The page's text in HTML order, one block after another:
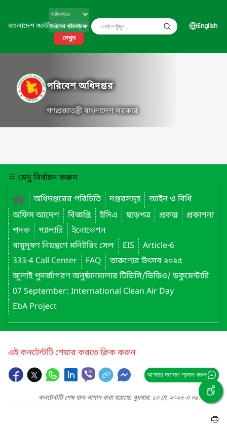
বাংলাদেশ জাতীয় তথ্য বাতায়ন
দেখুন
English
পরিবেশ অধিদপ্তর
গণপ্রজাতন্ত্রী বাংলাদেশ সরকার
মেনু নির্বাচন করুন
অধিদপ্তরের পরিচিতি
দপ্তরসমূহ
আইন ও বিধি
অফিস আদেশ
বিজ্ঞপ্তি ইসিএ ছাড়পত্র প্রকল্প
প্রকাশনা
পদক
গ্যালারি
ইনোভেশন
বায়ুদূষণ নিয়ন্ত্রণে মনিটরিং সেল
EIS
Article-6
333-4 Call Center
FAQ
তারুণ্যের উৎসব ২০২৫
জুলাই পুনর্জাগরণ অনুষ্ঠানমালার টিভিসি/ভিডিও/ ডকুমেন্টারি
07 September: International Clean Air Day
EbA Project
এই কনটেন্টটি শেয়ার করতে ক্লিক করুন
আপনার মতামত প্রদান করুন
কনটেন্টটি শেষ হাল-নাগাদ করা হয়েছে: বুধবার, ১৩ মে, ২০২৬ এ ০৯:৩৫ AM